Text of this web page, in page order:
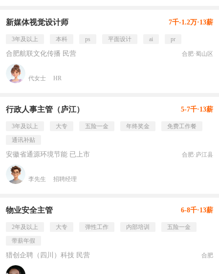
新媒体视觉设计师 7千-1.2万·13薪
3年及以上 本科 ps 平面设计 ai pr
合肥航联文化传播 民营 合肥·蜀山区
代女士 HR
行政人事主管（庐江） 5-7千·13薪
3年及以上 大专 五险一金 年终奖金
免费工作餐
通讯补贴
安徽省通源环境节能 已上市 合肥·庐江县
李先生 招聘经理
物业安全主管 6-8千·13薪
2年及以上 大专 弹性工作 内部培训
五险一金
带薪年假
猎创企聘（四川）科技 民营 合肥